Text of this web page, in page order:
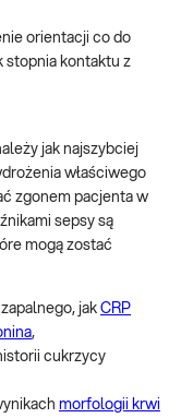
orientacji co do
stopnia kontaktu z
jak najszybciej
właściwego
zgonem pacjenta w
sepsy są
mogą zostać
jak CRP
,
cukrzycy
morfologii krwi